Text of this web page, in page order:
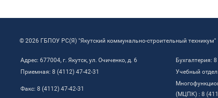
© 2026 ГБПОУ РС(Я) "Якутский коммунально-строительный техникум"
Адрес: 677004, г. Якутск, ул. Очиченко, д. 6
Бухгалтерия:
Приемная: 8 (4112) 47-42-31
Учебный
Факс: 8 (4112) 47-42-31
(МЦПК) : 8